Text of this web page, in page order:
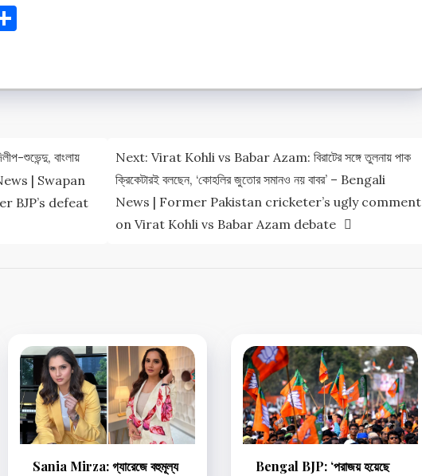
শুভেন্দু, বাংলায়
News | Swapan
BJP’s defeat
Next: Virat Kohli vs Babar Azam: বিরাটের সঙ্গে তুলনায় পাক
ক্রিকেটারই বলছেন, ‘কোহলির জুতোর সমানও নয় বাবর’ – Bengali
News | Former Pakistan cricketer’s ugly comment
on Virat Kohli vs Babar Azam debate
Sania Mirza: গ্যারেজে বহুমূল্য
Bengal BJP: ‘পরাজয় হয়েছে